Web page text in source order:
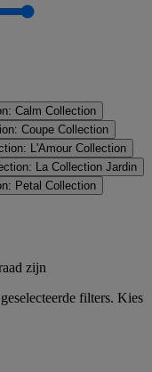
Calm Collection
Coupe Collection
L'Amour Collection
La Collection Jardin
Petal Collection
zijn
filters. Kies